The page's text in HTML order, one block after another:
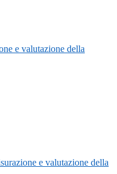
e valutazione della
e valutazione della